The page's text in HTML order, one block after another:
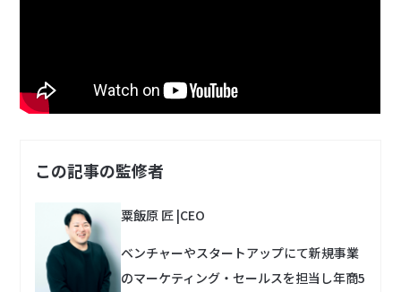
この記事の監修者
粟飯原 匠 |CEO
ベンチャーやスタートアップにて新規事業
のマーケティング・セールスを担当し年商5